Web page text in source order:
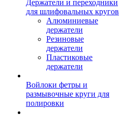
Держатели и переходники
для шлифовальных кругов
Алюминиевые
держатели
Резиновые
держатели
Пластиковые
держатели
Войлоки фетры и
размывочные круги для
полировки